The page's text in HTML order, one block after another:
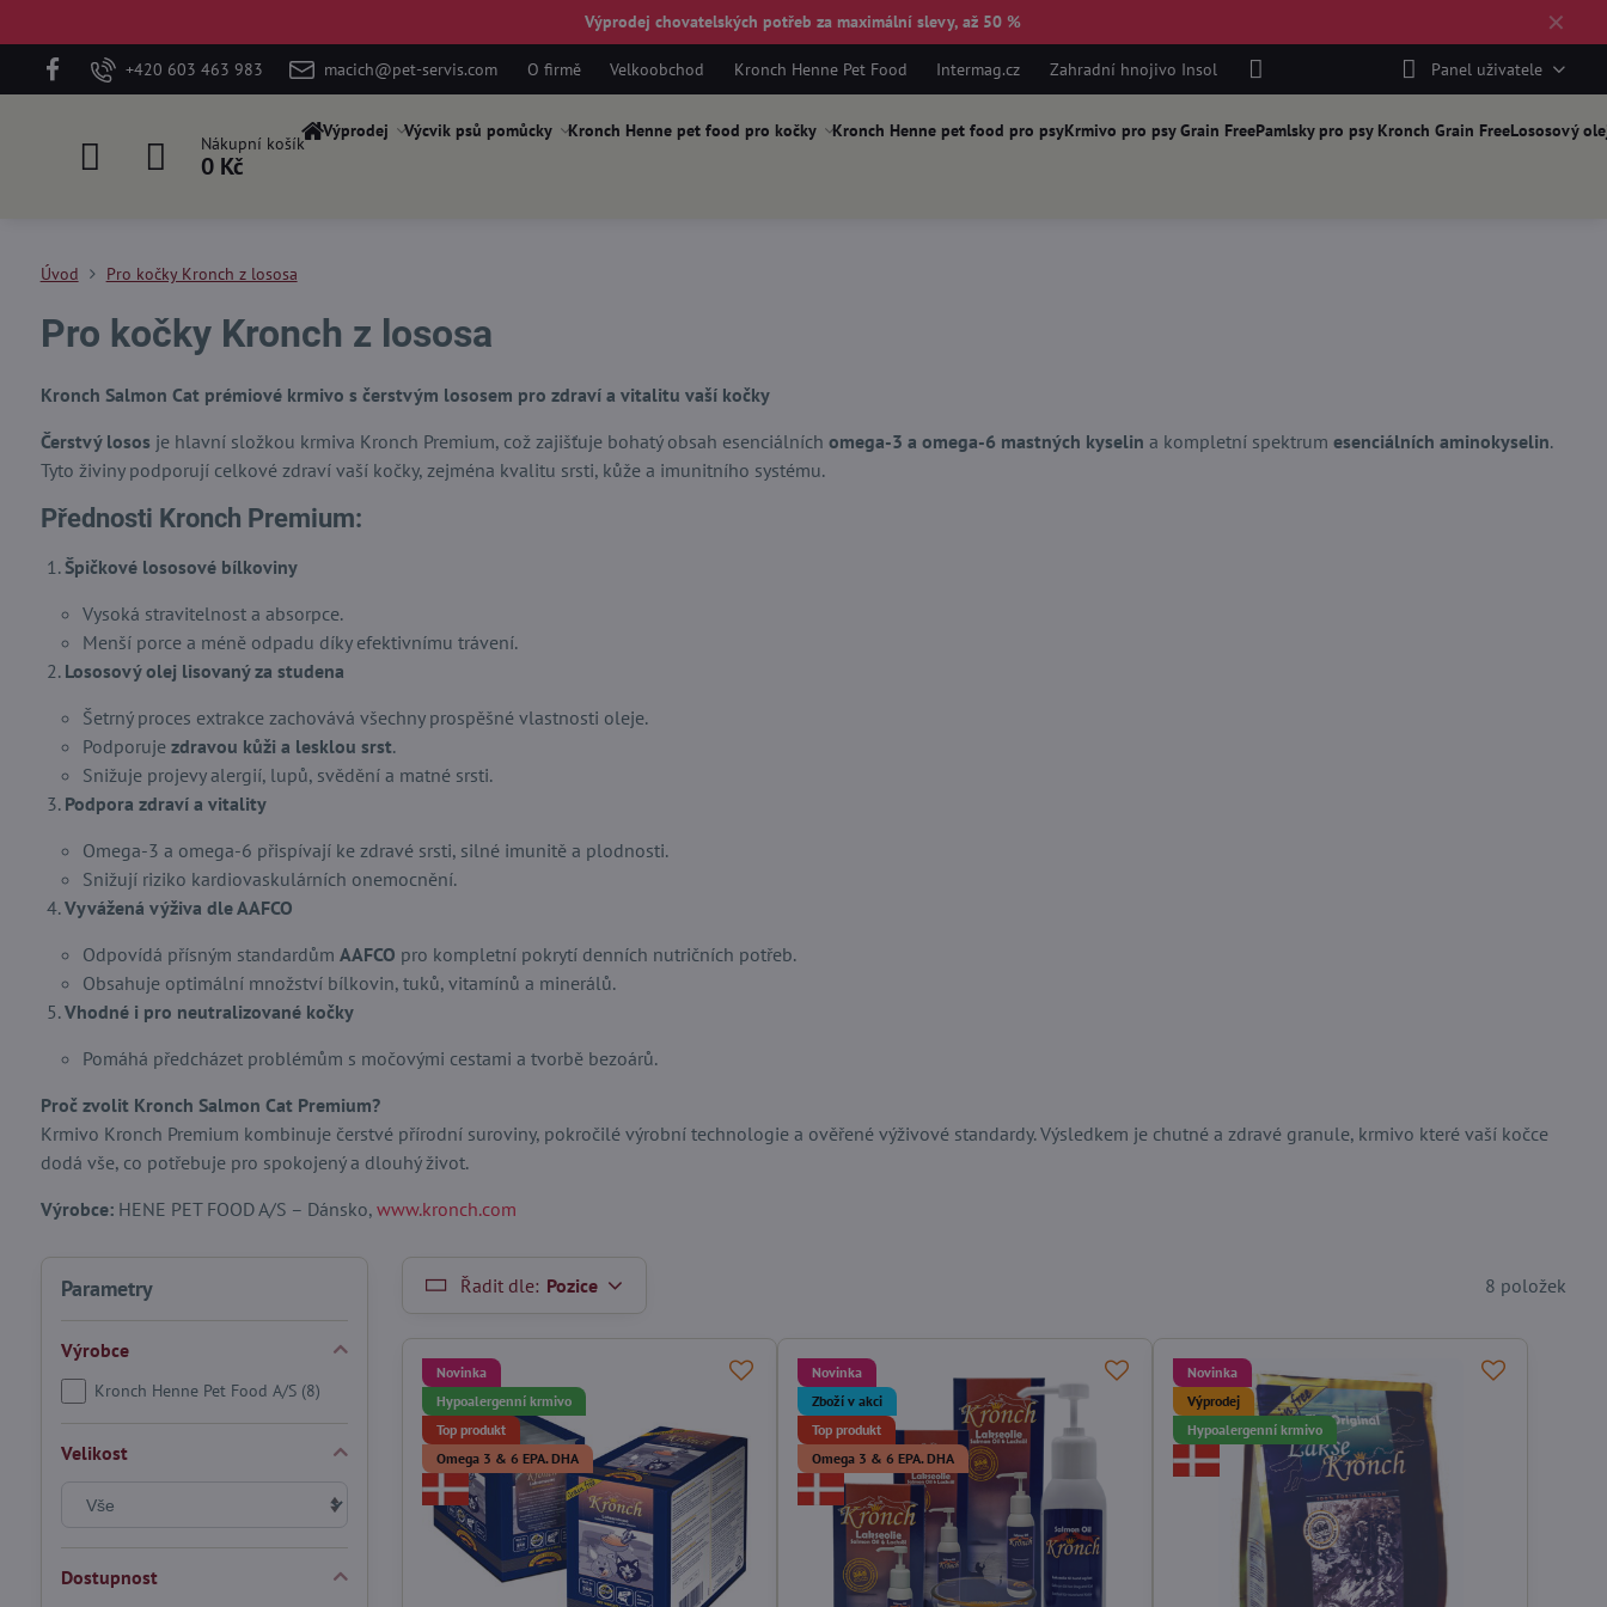
✕
Výprodej chovatelských potřeb za maximální slevy, až 50 %
+420 603 463 983 macich@pet-servis.com O firmě Velkoobchod Kronch Henne Pet Food Intermag.cz Zahradní hnojivo Insol Panel uživatele
Nákupní košík
0 Kč
Výprodej Výcvik psů pomůcky Kronch Henne pet food pro kočky Kronch Henne pet food pro psyKrmivo pro psy Grain FreePamlsky pro psy Kronch Grain FreeLososový
Úvod Pro kočky Kronch z lososa
Pro kočky Kronch z lososa
Kronch Salmon Cat prémiové krmivo s čerstvým lososem pro zdraví a vitalitu vaší kočky
Čerstvý losos je hlavní složkou krmiva Kronch Premium, což zajišťuje bohatý obsah esenciálních omega-3 a omega-6 mastných kyselin a kompletní spektrum esenciálních aminokyselin.
Tyto živiny podporují celkové zdraví vaší kočky, zejména kvalitu srsti, kůže a imunitního systému.
Přednosti Kronch Premium:
Špičkové lososové bílkoviny
Vysoká stravitelnost a absorpce.
Menší porce a méně odpadu díky efektivnímu trávení.
Lososový olej lisovaný za studena
Šetrný proces extrakce zachovává všechny prospěšné vlastnosti oleje.
Podporuje zdravou kůži a lesklou srst.
Snižuje projevy alergií, lupů, svědění a matné srsti.
Podpora zdraví a vitality
Omega-3 a omega-6 přispívají ke zdravé srsti, silné imunitě a plodnosti.
Snižují riziko kardiovaskulárních onemocnění.
Vyvážená výživa dle AAFCO
Odpovídá přísným standardům AAFCO pro kompletní pokrytí denních nutričních potřeb.
Obsahuje optimální množství bílkovin, tuků, vitamínů a minerálů.
Vhodné i pro neutralizované kočky
Pomáhá předcházet problémům s močovými cestami a tvorbě bezoárů.
Proč zvolit Kronch Salmon Cat Premium?
Krmivo Kronch Premium kombinuje čerstvé přírodní suroviny, pokročilé výrobní technologie a ověřené výživové standardy. Výsledkem je chutné a zdravé granule, krmivo které vaší kočce
dodá vše, co potřebuje pro spokojený a dlouhý život.
Výrobce: HENE PET FOOD A/S – Dánsko, www.kronch.com
Řadit dle: Pozice 8 položek
Novinka
Hypoalergenní krmivo
Top produkt
Omega 3 & 6 EPA. DHA
Novinka
Zboží v akci
Top produkt
Omega 3 & 6 EPA. DHA
Novinka
Výprodej
Hypoalergenní krmivo
Parametry
Výrobce
Kronch Henne Pet Food A/S (8)
Velikost
Dostupnost